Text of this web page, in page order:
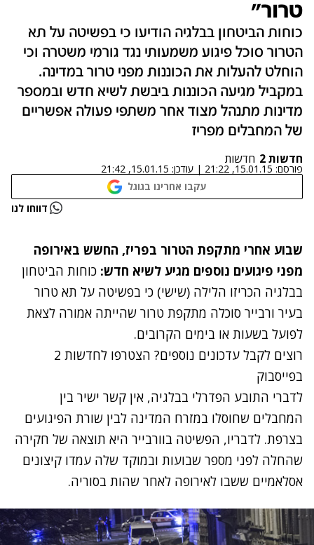
טרור"
כוחות הביטחון בבלגיה הודיעו כי בפשיטה על תא
הטרור סוכל פיגוע משמעותי נגד גורמי משטרה וכי
הוחלט להעלות את הכוננות מפני טרור במדינה.
במקביל מגיעה הכוננות ביבשת לשיא חדש ובמספר
מדינות מתנהל מצוד אחר משתפי פעולה אפשריים
של המחבלים מפריז
חדשות 2 חדשות
פורסם: 15.01.15, 21:22
| עודכן: 15.01.15, 21:42
עקבו אחרינו בגוגל
נתקלנו בבעיה דווחו לנו
שבוע אחרי מתקפת הטרור בפריז, החשש באירופה
מפני פיגועים נוספים מגיע לשיא חדש: כוחות הביטחון
בבלגיה הכריזו הלילה (שישי) כי בפשיטה על תא טרור
בעיר ורבייר סוכלה מתקפת טרור שהייתה אמורה לצאת
לפועל בשעות או בימים הקרובים.
רוצים לקבל עדכונים נוספים? הצטרפו לחדשות 2
בפייסבוק
לדברי התובע הפדרלי בבלגיה, אין קשר ישיר בין
המחבלים שחוסלו במזרח המדינה לבין שורת הפיגועים
בצרפת. לדבריו, הפשיטה בוורבייר היא תוצאה של חקירה
שהחלה לפני מספר שבועות ובמוקד שלה עמדו קיצונים
אסלאמיים ששבו לאירופה לאחר שהות בסוריה.